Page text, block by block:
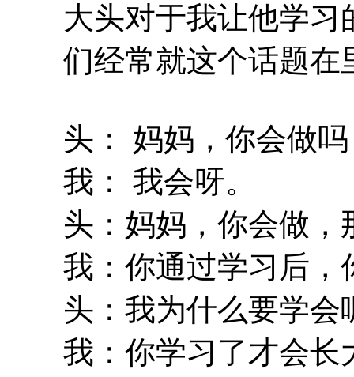
大头对于我让他学
们经常就这个话题在
头： 妈妈，你会做
我： 我会呀。
头：妈妈，你会做
我：你通过学习后，
头：我为什么要学会
我：你学习了才会长